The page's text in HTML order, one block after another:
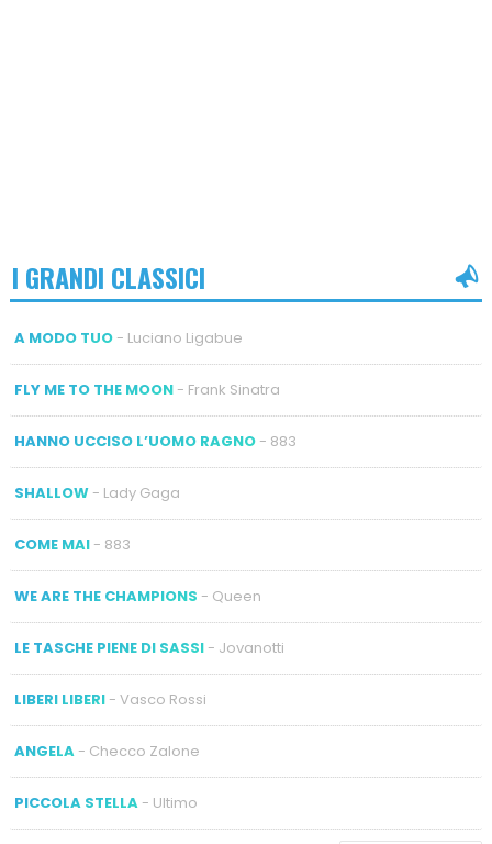
I GRANDI CLASSICI
A MODO TUO- Luciano Ligabue
FLY ME TO THE MOON- Frank Sinatra
HANNO UCCISO L’UOMO RAGNO- 883
SHALLOW- Lady Gaga
COME MAI- 883
WE ARE THE CHAMPIONS - Queen
LE TASCHE PIENE DI SASSI- Jovanotti
LIBERI LIBERI- Vasco Rossi
ANGELA- Checco Zalone
PICCOLA STELLA- Ultimo